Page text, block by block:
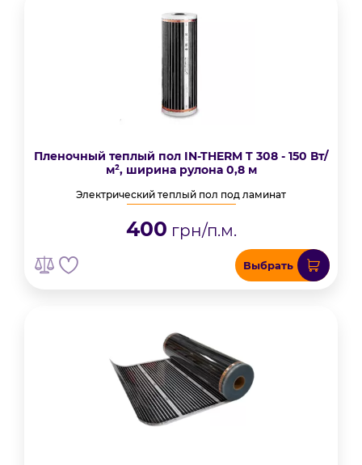
Пленочный теплый пол IN-THERM T 308 - 150 Вт/
м², ширина рулона 0,8 м
Электрический теплый пол под ламинат
400 грн/п.м.
Выбрать